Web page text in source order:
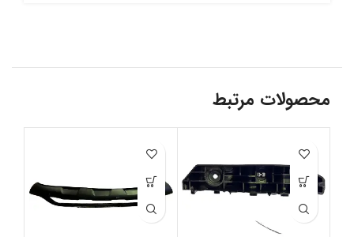
محصولات مرتبط